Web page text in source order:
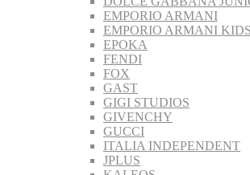
EMPORIO ARMANI
EMPORIO ARMANI KIDS
EPOKA
FENDI
FOX
GAST
GIGI STUDIOS
GIVENCHY
GUCCI
ITALIA INDEPENDENT
JPLUS